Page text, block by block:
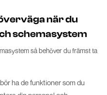
när du
schemasystem
så behöver du främst ta
ha de funktioner som du